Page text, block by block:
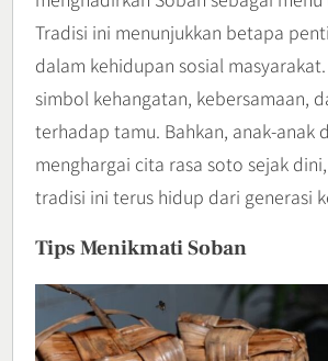
Tradisi ini menunjukkan betapa
dalam kehidupan sosial
simbol kehangatan, kebersamaan,
terhadap tamu. Bahkan, anak-anak
menghargai cita rasa soto sejak
tradisi ini terus hidup dari generasi
Tips Menikmati Soban